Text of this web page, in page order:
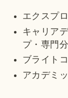
エクスプ
キャリア
プ・専門
ブライト
アカデミ